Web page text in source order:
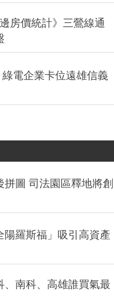
房價統計》三鶯線通
電企業卡位遠雄信義
圖 司法園區釋地將創
陽羅斯福」吸引高資產
南科、高雄誰買氣最